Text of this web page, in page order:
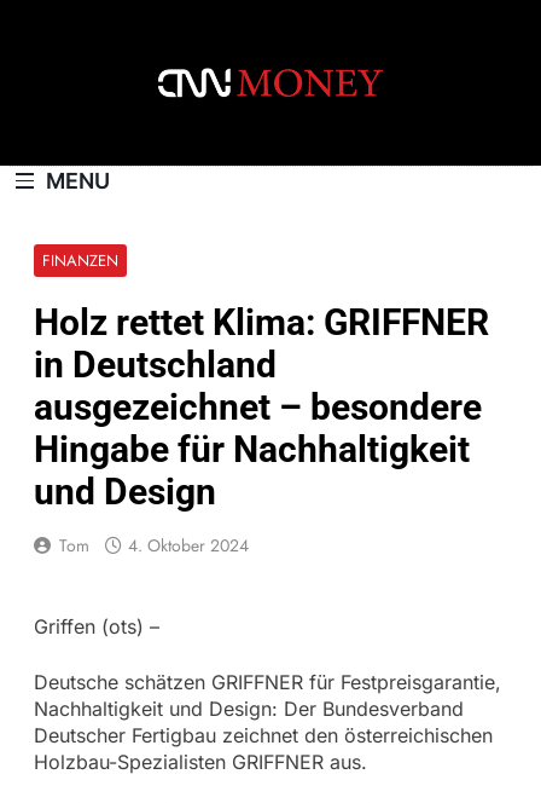
MENU
FINANZEN
Holz rettet Klima: GRIFFNER
in Deutschland
ausgezeichnet – besondere
Hingabe für Nachhaltigkeit
und Design
Tom 4. Oktober 2024
Griffen (ots) –
Deutsche schätzen GRIFFNER für Festpreisgarantie,
Nachhaltigkeit und Design: Der Bundesverband
Deutscher Fertigbau zeichnet den österreichischen
Holzbau-Spezialisten GRIFFNER aus.